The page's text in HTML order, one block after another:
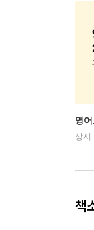
영
상시
책